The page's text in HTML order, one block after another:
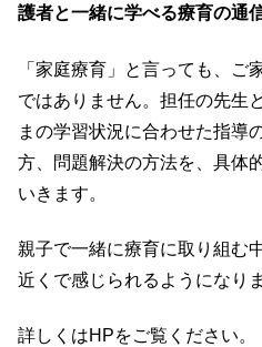
護者と一緒に学べる療育の通
「家庭療育」と言っても、ご
ではありません。担任の先生
まの学習状況に合わせた指導
方、問題解決の方法を、具体
いきます。
親子で一緒に療育に取り組む
近くで感じられるようになり
詳しくはHPをご覧ください。